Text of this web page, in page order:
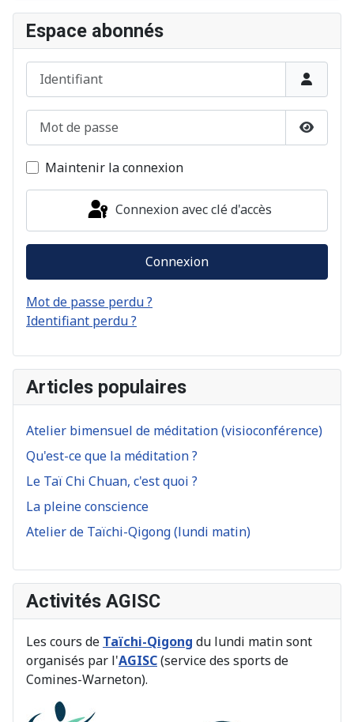
Espace abonnés
Identifiant
Mot de passe
Maintenir la connexion
Connexion avec clé d'accès
Connexion
Mot de passe perdu ?
Identifiant perdu ?
Articles populaires
Atelier bimensuel de méditation (visioconférence)
Qu'est-ce que la méditation ?
Le Taï Chi Chuan, c'est quoi ?
La pleine conscience
Atelier de Taïchi-Qigong (lundi matin)
Activités AGISC
Les cours de Taïchi-Qigong du lundi matin sont
organisés par l'AGISC(service des sports de
Comines-Warneton).